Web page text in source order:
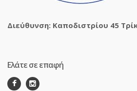
Διεύθυνση: Καποδιστρίου 45
Ελάτε σε επαφή